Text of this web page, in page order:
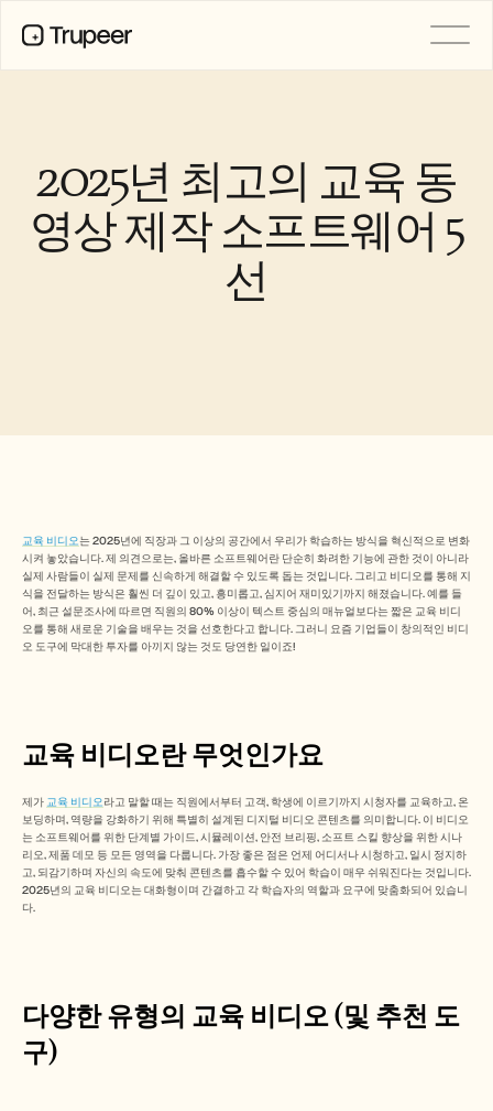
2025년 최고의 교육 동
영상 제작 소프트웨어 5
선
교육 비디오는 2025년에 직장과 그 이상의 공간에서 우리가 학습하는 방식을 혁신적으로 변화
시켜 놓았습니다. 제 의견으로는, 올바른 소프트웨어란 단순히 화려한 기능에 관한 것이 아니라
실제 사람들이 실제 문제를 신속하게 해결할 수 있도록 돕는 것입니다. 그리고 비디오를 통해 지
식을 전달하는 방식은 훨씬 더 깊이 있고, 흥미롭고, 심지어 재미있기까지 해졌습니다. 예를 들
어, 최근 설문조사에 따르면 직원의 80% 이상이 텍스트 중심의 매뉴얼보다는 짧은 교육 비디
오를 통해 새로운 기술을 배우는 것을 선호한다고 합니다. 그러니 요즘 기업들이 창의적인 비디
오 도구에 막대한 투자를 아끼지 않는 것도 당연한 일이죠!
교육 비디오란 무엇인가요
제가 교육 비디오라고 말할 때는 직원에서부터 고객, 학생에 이르기까지 시청자를 교육하고, 온
보딩하며, 역량을 강화하기 위해 특별히 설계된 디지털 비디오 콘텐츠를 의미합니다. 이 비디오
는 소프트웨어를 위한 단계별 가이드, 시뮬레이션, 안전 브리핑, 소프트 스킬 향상을 위한 시나
리오, 제품 데모 등 모든 영역을 다룹니다. 가장 좋은 점은 언제 어디서나 시청하고, 일시 정지하
고, 되감기하며 자신의 속도에 맞춰 콘텐츠를 흡수할 수 있어 학습이 매우 쉬워진다는 것입니다.
2025년의 교육 비디오는 대화형이며 간결하고 각 학습자의 역할과 요구에 맞춤화되어 있습니
다.
다양한 유형의 교육 비디오 (및 추천 도
구)
Customer Stories
Help Center
Translation
Knowledge Base
AI Avatars
Brand Kits
Shared Pages
Announcement
Partner Program
USECASES
Change Management
Sales Enablement
Pre-sales